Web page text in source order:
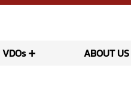
VDOs ABOUT US